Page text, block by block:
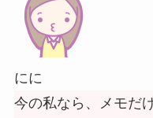
にに
今の私なら、メモだ